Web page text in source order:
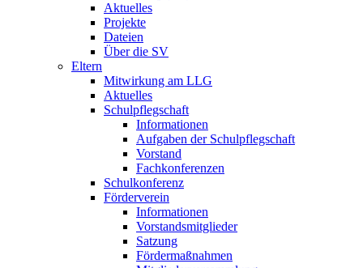
Aktuelles
Projekte
Dateien
Über die SV
Eltern
Mitwirkung am LLG
Aktuelles
Schulpflegschaft
Informationen
Aufgaben der Schulpflegschaft
Vorstand
Fachkonferenzen
Schulkonferenz
Förderverein
Informationen
Vorstandsmitglieder
Satzung
Fördermaßnahmen